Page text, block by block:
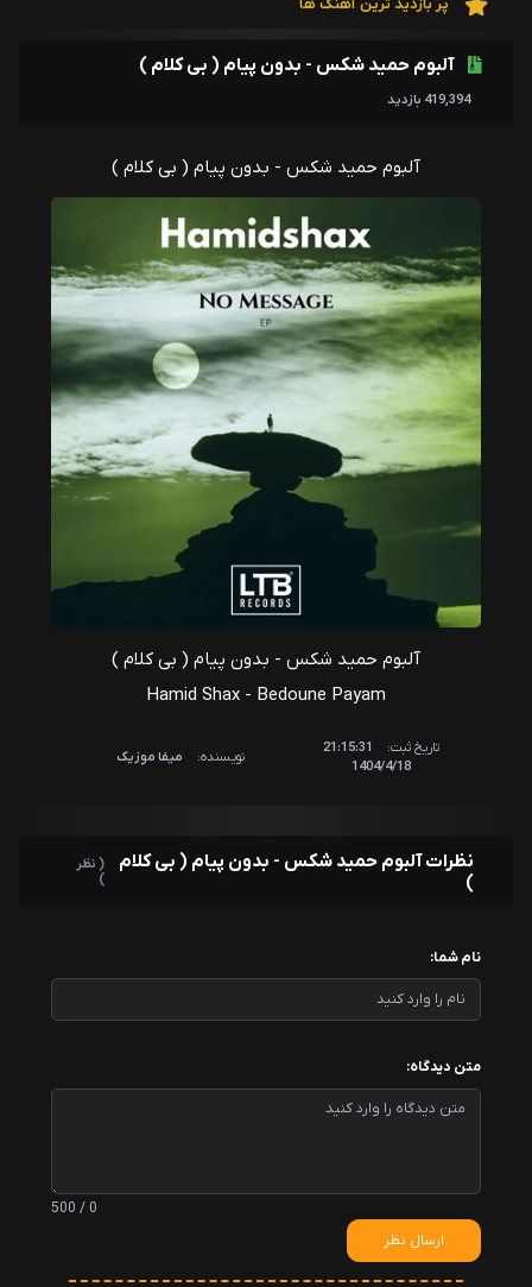
آلبوم حمید شکس - بدون پیام ( بی کلام )
419,394 بازدید
آلبوم حمید شکس - بدون پیام ( بی کلام )
آلبوم حمید شکس - بدون پیام ( بی کلام )
Hamid Shax - Bedoune Payam
تاریخ ثبت:
21:15:31
1404/4/18
نویسنده: میفا موزیک
نظرات آلبوم حمید شکس - بدون پیام ( بی کلام
)
( نظر
)
نام شما:
متن دیدگاه:
0 / 500
ارسال نظر